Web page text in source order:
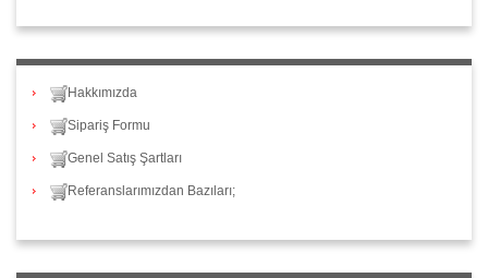
Hakkımızda
Sipariş Formu
Genel Satış Şartları
Referanslarımızdan Bazıları;